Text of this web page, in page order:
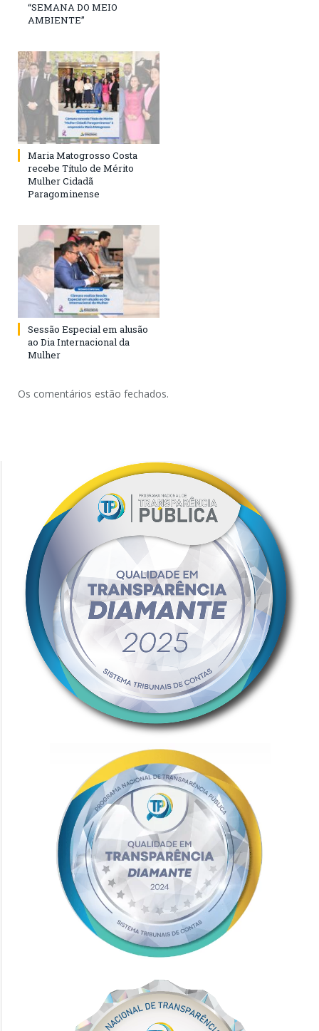
“SEMANA DO MEIO
AMBIENTE”
Maria Matogrosso Costa
recebe Título de Mérito
Mulher Cidadã
Paragominense
Sessão Especial em alusão
ao Dia Internacional da
Mulher
Os comentários estão fechados.